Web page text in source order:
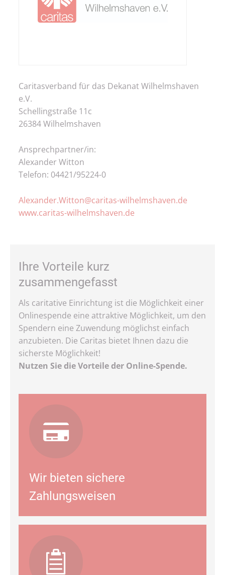
Caritasverband für das Dekanat Wilhelmshaven
e.V.
Schellingstraße 11c
26384 Wilhelmshaven
Ansprechpartner/in:
Alexander Witton
Telefon: 04421/95224-0
Alexander.Witton@caritas-wilhelmshaven.de
www.caritas-wilhelmshaven.de
Ihre Vorteile kurz
zusammengefasst
Als caritative Einrichtung ist die Möglichkeit einer
Onlinespende eine attraktive Möglichkeit, um den
Spendern eine Zuwendung möglichst einfach
anzubieten. Die Caritas bietet Ihnen dazu die
sicherste Möglichkeit!
Nutzen Sie die Vorteile der Online-Spende.
Wir bieten sichere
Zahlungsweisen